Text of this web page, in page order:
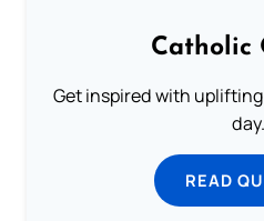
Catholic
Get inspired with
day.
READ